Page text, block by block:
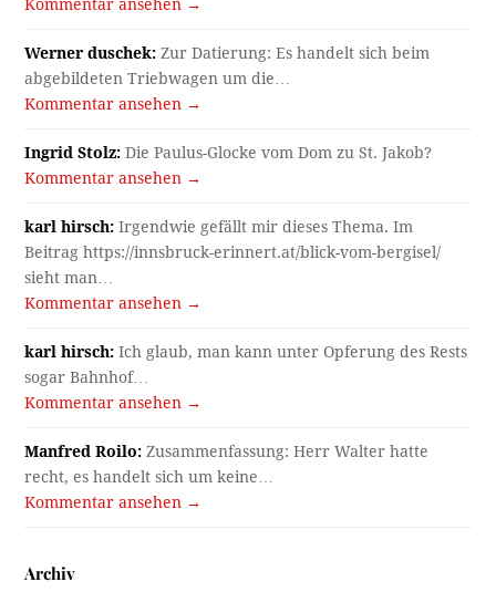
Kommentar ansehen →
Werner duschek: Zur Datierung: Es handelt sich beim
abgebildeten Triebwagen um die…
Kommentar ansehen →
Ingrid Stolz: Die Paulus-Glocke vom Dom zu St. Jakob?
Kommentar ansehen →
karl hirsch: Irgendwie gefällt mir dieses Thema. Im
Beitrag https://innsbruck-erinnert.at/blick-vom-bergisel/
sieht man…
Kommentar ansehen →
karl hirsch: Ich glaub, man kann unter Opferung des Rests
sogar Bahnhof…
Kommentar ansehen →
Manfred Roilo: Zusammenfassung: Herr Walter hatte
recht, es handelt sich um keine…
Kommentar ansehen →
Archiv